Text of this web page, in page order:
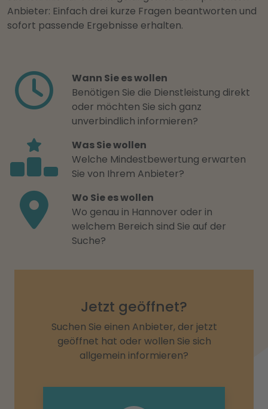
Anbieter: Einfach drei kurze Fragen beantworten und
sofort passende Ergebnisse erhalten.
Wann Sie es wollen
Benötigen Sie die Dienstleistung direkt
oder möchten Sie sich ganz
unverbindlich informieren?
Was Sie wollen
Welche Mindestbewertung erwarten
Sie von Ihrem Anbieter?
Wo Sie es wollen
Wo genau in Hannover oder in
welchem Bereich sind Sie auf der
Suche?
Jetzt geöffnet?
Suchen Sie einen Anbieter, der jetzt
geöffnet hat oder wollen Sie sich
allgemein informieren?